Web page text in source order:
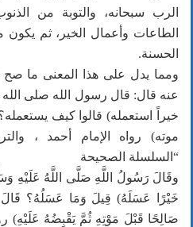
الرب سبحانه، والتوبة من
الطاعات وأعمال الخير، ثم
الحسنة.
ومما يدل على هذا المعنى ما
عنه قال: قال رسول الله صلى الله
خيراً استعمله) قالوا كيف
موته) رواه الإمام أحمد ،
“السلسلة الصحيحة
وقَالَ رَسُولُ اللَّهِ صَلَّى اللَّهُ عَلَيْهِ
خَيْرًا عَسَلَهُ) قِيلَ وَمَا عَسَلُهُ؟ قَالَ
صَالِحًا قَبْلَ مَوْتِهِ ثُمَّ يَقْبِضُهُ عَلَيْهِ)